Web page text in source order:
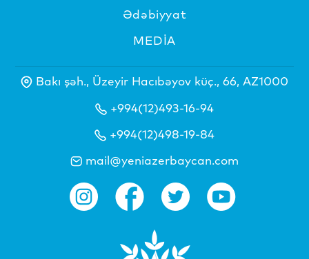
Ədəbiyyat
MEDİA
Bakı şəh., Üzeyir Hacıbəyov küç., 66, AZ1000
+994(12)493-16-94
+994(12)498-19-84
mail@yeniazerbaycan.com